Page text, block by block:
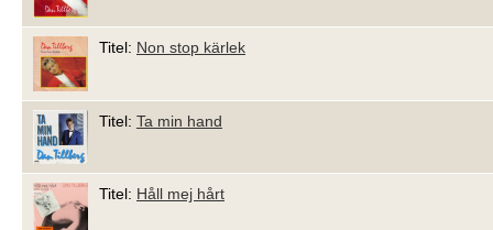
Titel: Non stop kärlek
Titel: Ta min hand
Titel: Håll mej hårt